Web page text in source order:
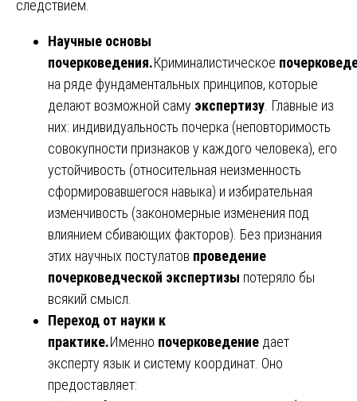
следствием.
Научные основы
почерковедения.Криминалистическое
на ряде фундаментальных принципов, которые
делают возможной саму экспертизу . Главные из
них: индивидуальность почерка (неповторимость
совокупности признаков у каждого человека), его
устойчивость (относительная неизменность
сформировавшегося навыка) и избирательная
изменчивость (закономерные изменения под
влиянием сбивающих факторов). Без признания
этих научных постулатов проведение
почерковедческой экспертизы потеряло бы
всякий смысл.
Переход от науки к
практике.Именно почерковедение дает
эксперту язык и систему координат. Оно
предоставляет: